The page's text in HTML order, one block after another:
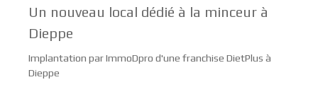
Un nouveau local dédié à la minceur à
Dieppe
Implantation par ImmoDpro d'une franchise DietPlus à
Dieppe